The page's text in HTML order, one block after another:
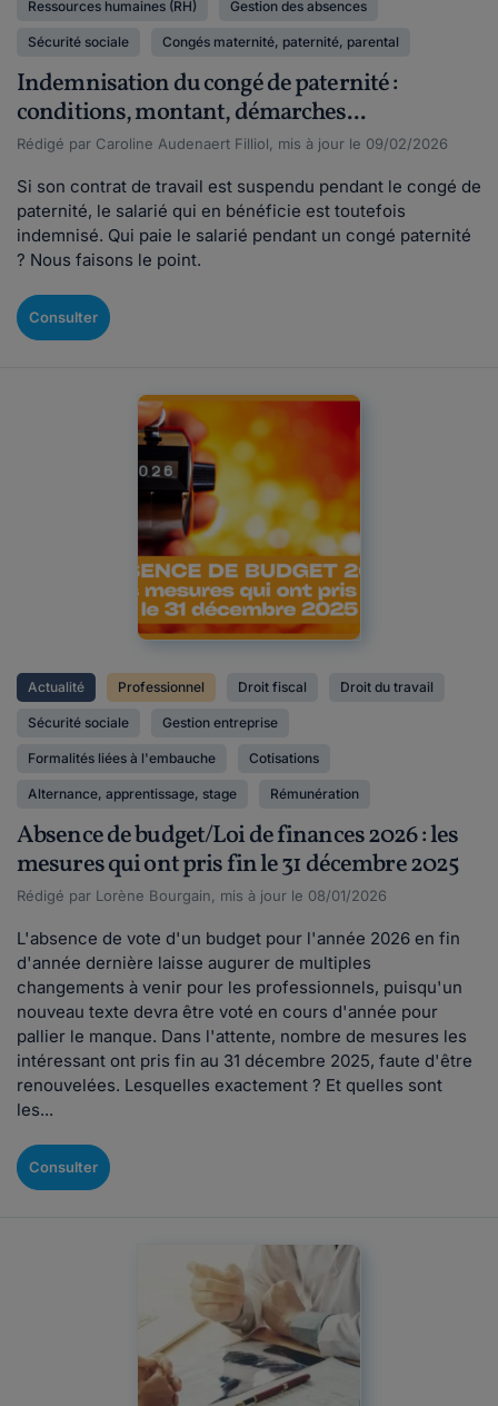
Ressources humaines (RH) Gestion des absences
Sécurité sociale Congés maternité, paternité, parental
Indemnisation du congé de paternité :
conditions, montant, démarches...
Rédigé par Caroline Audenaert Filliol, mis à jour le 09/02/2026
Si son contrat de travail est suspendu pendant le congé de
paternité, le salarié qui en bénéficie est toutefois
indemnisé. Qui paie le salarié pendant un congé paternité
? Nous faisons le point.
Consulter
Actualité Professionnel Droit fiscal Droit du travail
Sécurité sociale Gestion entreprise
Formalités liées à l'embauche Cotisations
Alternance, apprentissage, stage Rémunération
Absence de budget/Loi de finances 2026 : les
mesures qui ont pris fin le 31 décembre 2025
Rédigé par Lorène Bourgain, mis à jour le 08/01/2026
L'absence de vote d'un budget pour l'année 2026 en fin
d'année dernière laisse augurer de multiples
changements à venir pour les professionnels, puisqu'un
nouveau texte devra être voté en cours d'année pour
pallier le manque. Dans l'attente, nombre de mesures les
intéressant ont pris fin au 31 décembre 2025, faute d'être
renouvelées. Lesquelles exactement ? Et quelles sont
les...
Consulter